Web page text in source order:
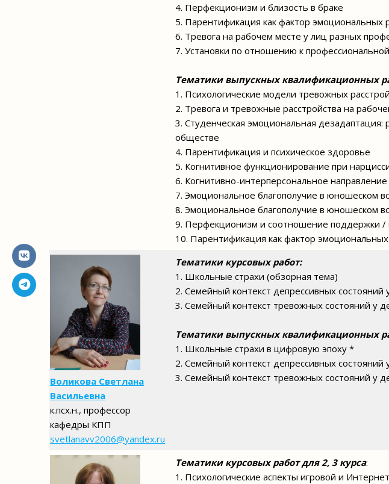
4. Перфекционизм и близость в браке
5. Парентификация как фактор эмоциональных
6. Тревога на рабочем месте у лиц разных
7. Установки по отношению к
Тематики выпускных квалификационных
1. Психологические модели тревожных
2. Тревога и тревожные расстройства на
3. Студенческая эмоциональная
обществе
4. Парентификация и психическое здоровье
5. Когнитивное функционирование при
6. Когнитивно-интерперсональное
7. Эмоциональное благополучие в юношеском
8. Эмоциональное благополучие в юношеском
9. Перфекционизм и соотношение поддержки /
10. Парентификация как фактор
Воликова Светлана
Васильевна
к.псх.н., профессор
кафедры КПП
svetlanavv2006@yandex.ru
Тематики курсовых работ:
1. Школьные страхи (обзорная тема)
2. Семейный контекст депрессивных
3. Семейный контекст тревожных состояний у
Тематики выпускных квалификационных
1. Школьные страхи в цифровую эпоху *
2. Семейный контекст депрессивных
3. Семейный контекст тревожных состояний у
Тематики курсовых работ для 2, 3 курса:
1. Психологические аспекты игровой и